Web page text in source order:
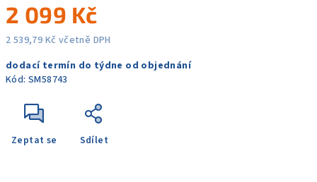
2 099 Kč
2 539,79 Kč včetně DPH
cena:
dodací termín do týdne od objednání
Kód: SM58743
Zeptat se Sdílet